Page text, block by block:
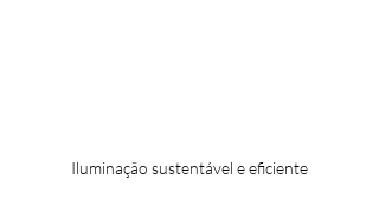
Iluminação sustentável e eficiente